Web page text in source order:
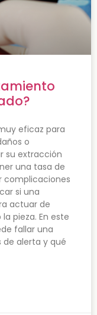
eficaz para
o
su extracción
una tasa de
complicaciones
si una
actuar de
pieza. En este
fallar una
de alerta y qué